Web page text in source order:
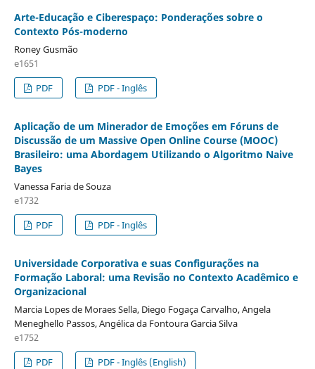
Arte-Educação e Ciberespaço: Ponderações sobre o
Contexto Pós-moderno
Roney Gusmão
e1651
PDF
PDF - Inglês
Aplicação de um Minerador de Emoções em Fóruns de
Discussão de um Massive Open Online Course (MOOC)
Brasileiro: uma Abordagem Utilizando o Algoritmo Naive
Bayes
Vanessa Faria de Souza
e1732
PDF
PDF - Inglês
Universidade Corporativa e suas Configurações na
Formação Laboral: uma Revisão no Contexto Acadêmico e
Organizacional
Marcia Lopes de Moraes Sella, Diego Fogaça Carvalho, Angela
Meneghello Passos, Angélica da Fontoura Garcia Silva
e1752
PDF
PDF - Inglês (English)